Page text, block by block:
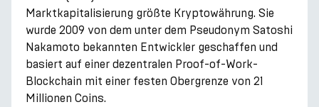
Marktkapitalisierung größte Kryptowährung. Sie
wurde 2009 von dem unter dem Pseudonym Satoshi
Nakamoto bekannten Entwickler geschaffen und
basiert auf einer dezentralen Proof-of-Work-
Blockchain mit einer festen Obergrenze von 21
Millionen Coins.